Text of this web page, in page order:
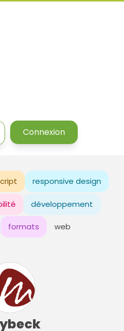
Connexion
responsive design
développement
formats web